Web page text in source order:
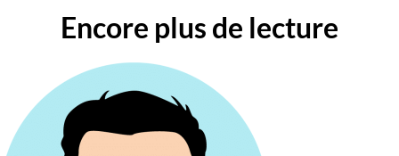
Encore plus de lecture